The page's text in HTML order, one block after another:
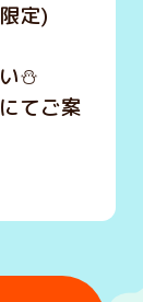
定)
⛄
てご案